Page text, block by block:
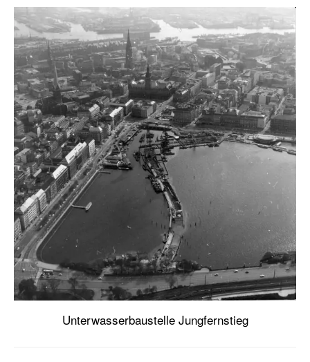
Unterwasserbaustelle Jungfernstieg